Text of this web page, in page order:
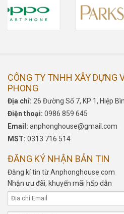
CÔNG TY TNHH XÂY DỰNG
PHONG
Địa chỉ: 26 Đường Số 7, KP 1, Hiệp
Điện thoại: 0986 859 645
Email: anphonghouse@gmail.com
MST: 0313 716 514
ĐĂNG KÝ NHẬN BẢN TIN
Đăng kí tin từ Anphonghouse.com
Nhận ưu đãi, khuyến mãi hấp dẫn